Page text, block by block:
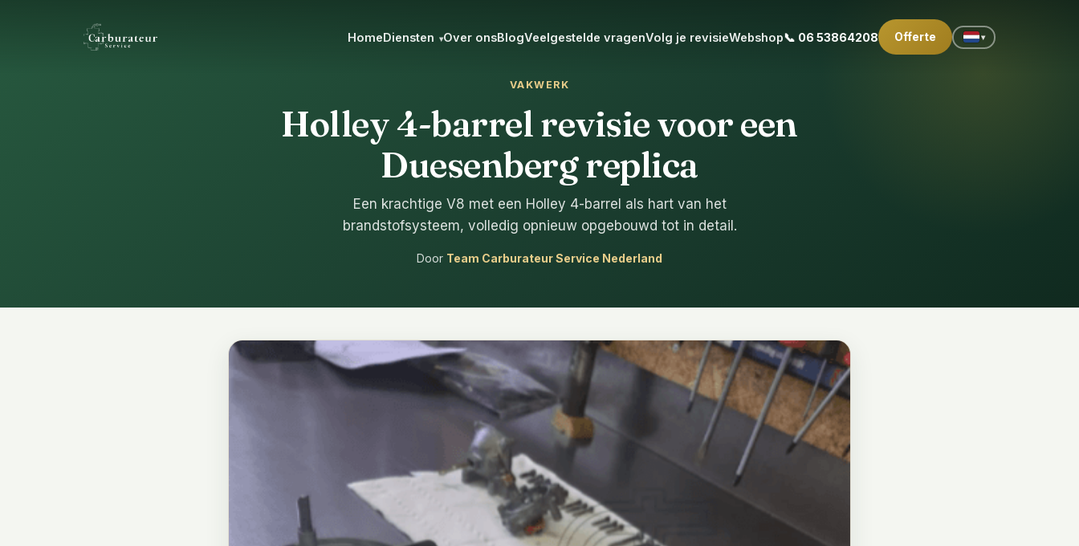
HomeDiensten ▾Over onsBlogVeelgestelde vragenVolg je revisieWebshop📞 06 53864208 Offerte ▾
VAKWERK
Holley 4-barrel revisie voor een
Duesenberg replica
Een krachtige V8 met een Holley 4-barrel als hart van het
brandstofsysteem, volledig opnieuw opgebouwd tot in detail.
Door Team Carburateur Service Nederland